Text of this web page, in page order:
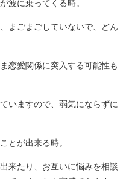
波に乗ってくる時。
まごまごしていないで、どん
恋愛関係に突入する可能性も
いますので、弱気にならずに
とが出来る時。
来たり、お互いに悩みを相談